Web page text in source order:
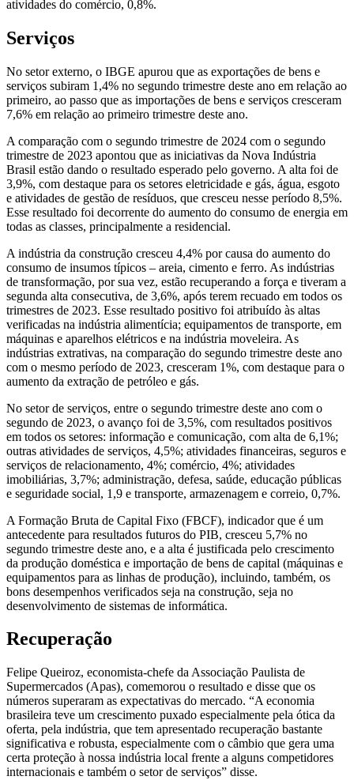
atividades do comércio, 0,8%.
Serviços
No setor externo, o IBGE apurou que as exportações de bens e
serviços subiram 1,4% no segundo trimestre deste ano em relação ao
primeiro, ao passo que as importações de bens e serviços cresceram
7,6% em relação ao primeiro trimestre deste ano.
A comparação com o segundo trimestre de 2024 com o segundo
trimestre de 2023 apontou que as iniciativas da Nova Indústria
Brasil estão dando o resultado esperado pelo governo. A alta foi de
3,9%, com destaque para os setores eletricidade e gás, água, esgoto
e atividades de gestão de resíduos, que cresceu nesse período 8,5%.
Esse resultado foi decorrente do aumento do consumo de energia em
todas as classes, principalmente a residencial.
A indústria da construção cresceu 4,4% por causa do aumento do
consumo de insumos típicos – areia, cimento e ferro. As indústrias
de transformação, por sua vez, estão recuperando a força e tiveram a
segunda alta consecutiva, de 3,6%, após terem recuado em todos os
trimestres de 2023. Esse resultado positivo foi atribuído às altas
verificadas na indústria alimentícia; equipamentos de transporte, em
máquinas e aparelhos elétricos e na indústria moveleira. As
indústrias extrativas, na comparação do segundo trimestre deste ano
com o mesmo período de 2023, cresceram 1%, com destaque para o
aumento da extração de petróleo e gás.
No setor de serviços, entre o segundo trimestre deste ano com o
segundo de 2023, o avanço foi de 3,5%, com resultados positivos
em todos os setores: informação e comunicação, com alta de 6,1%;
outras atividades de serviços, 4,5%; atividades financeiras, seguros e
serviços de relacionamento, 4%; comércio, 4%; atividades
imobiliárias, 3,7%; administração, defesa, saúde, educação públicas
e seguridade social, 1,9 e transporte, armazenagem e correio, 0,7%.
A Formação Bruta de Capital Fixo (FBCF), indicador que é um
antecedente para resultados futuros do PIB, cresceu 5,7% no
segundo trimestre deste ano, e a alta é justificada pelo crescimento
da produção doméstica e importação de bens de capital (máquinas e
equipamentos para as linhas de produção), incluindo, também, os
bons desempenhos verificados seja na construção, seja no
desenvolvimento de sistemas de informática.
Recuperação
Felipe Queiroz, economista-chefe da Associação Paulista de
Supermercados (Apas), comemorou o resultado e disse que os
números superaram as expectativas do mercado. “A economia
brasileira teve um crescimento puxado especialmente pela ótica da
oferta, pela indústria, que tem apresentado recuperação bastante
significativa e robusta, especialmente com o câmbio que gera uma
certa proteção à nossa indústria local frente a alguns competidores
internacionais e também o setor de serviços” disse.